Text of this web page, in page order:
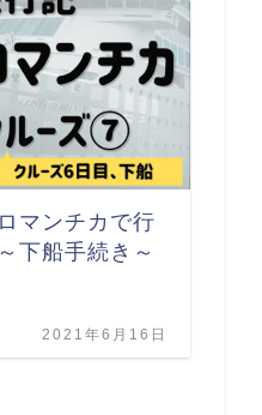
マンチカで行
下船手続き～
2021年6月16日